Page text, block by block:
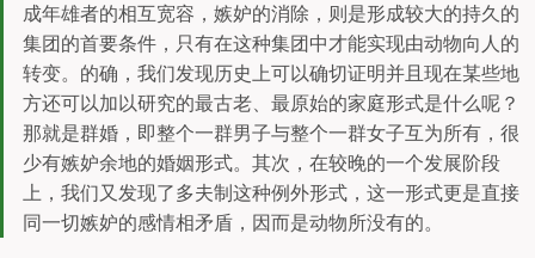
成年雄者的相互宽容，嫉妒的消除，则是形成较大的持久的
集团的首要条件，只有在这种集团中才能实现由动物向人的
转变。的确，我们发现历史上可以确切证明并且现在某些地
方还可以加以研究的最古老、最原始的家庭形式是什么呢？
那就是群婚，即整个一群男子与整个一群女子互为所有，很
少有嫉妒余地的婚姻形式。其次，在较晚的一个发展阶段
上，我们又发现了多夫制这种例外形式，这一形式更是直接
同一切嫉妒的感情相矛盾，因而是动物所没有的。